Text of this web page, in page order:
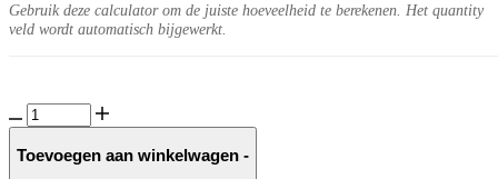
Gebruik deze calculator om de juiste hoeveelheid te berekenen. Het quantity
veld wordt automatisch bijgewerkt.
Linea
Block
Gothic
Toevoegen aan winkelwagen -